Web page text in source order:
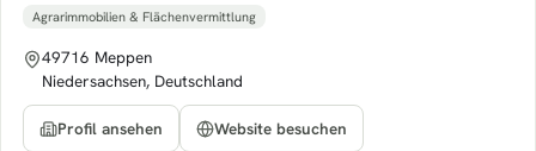
Agrarimmobilien & Flächenvermittlung
49716 Meppen
Niedersachsen, Deutschland
Profil ansehen
Website besuchen